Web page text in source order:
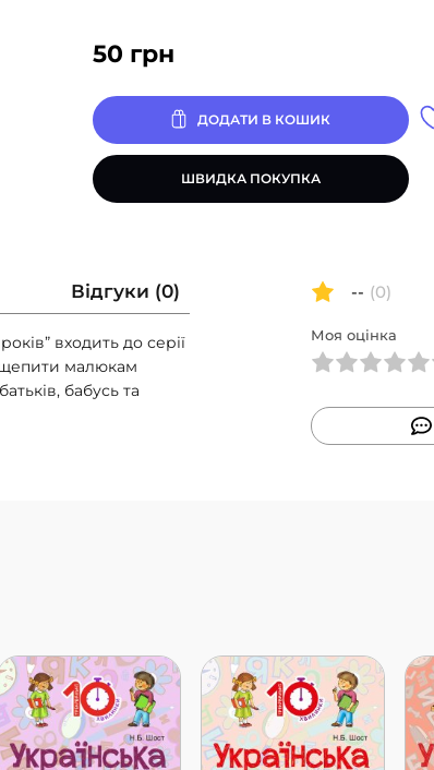
50 грн
ДОДАТИ В КОШИК
ШВИДКА ПОКУПКА
Відгуки (0)
входить до серії
малюкам
бабусь та
-- (0)
Моя оцінка